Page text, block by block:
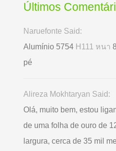
Últimos
Naruefonte Said:
Alumínio 5754 H111 หนา 8
pé
Alireza Mokhtaryan Said:
Olá, muito bem, estou
de uma folha de ouro de
largura, cerca de 35 mil